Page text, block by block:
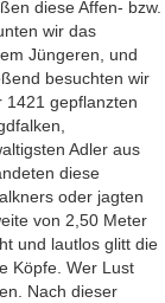
diese Affen- bzw.
wir das
Jüngeren, und
besuchten wir
1421 gepflanzten
Adler aus
diese
oder jagten
von 2,50 Meter
und lautlos glitt die
Köpfe. Wer Lust
Nach dieser